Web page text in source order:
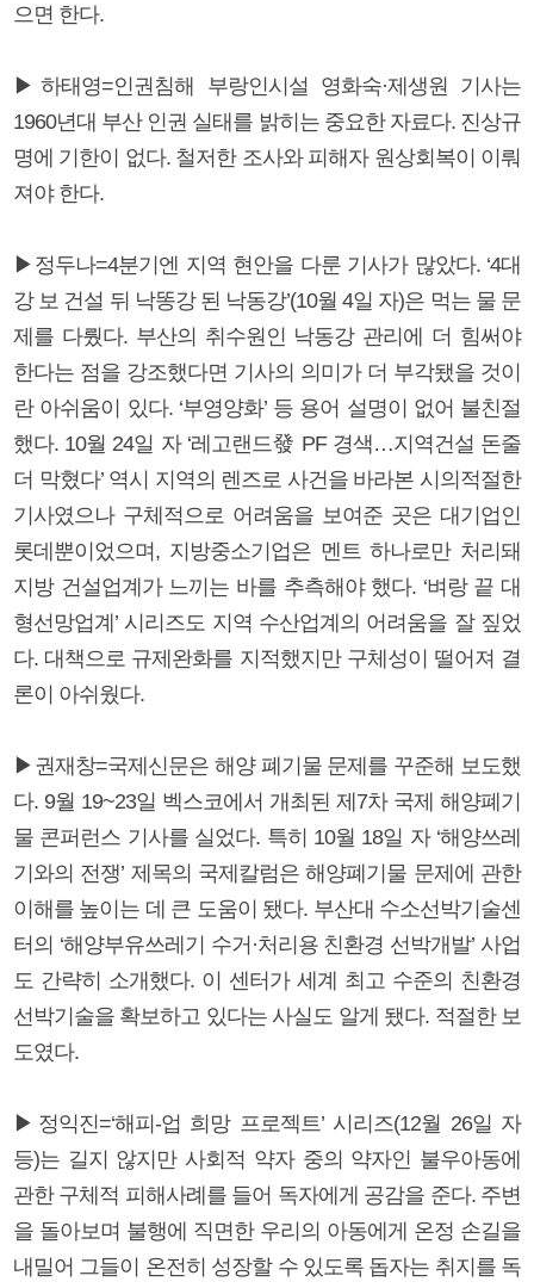
으면 한다.
▶하태영=인권침해 부랑인시설 영화숙·제생원 기사는
1960년대 부산 인권 실태를 밝히는 중요한 자료다. 진상규
명에 기한이 없다. 철저한 조사와 피해자 원상회복이 이뤄
져야 한다.
▶정두나=4분기엔 지역 현안을 다룬 기사가 많았다. ‘4대
강 보 건설 뒤 낙똥강 된 낙동강’(10월 4일 자)은 먹는 물 문
제를 다뤘다. 부산의 취수원인 낙동강 관리에 더 힘써야
한다는 점을 강조했다면 기사의 의미가 더 부각됐을 것이
란 아쉬움이 있다. ‘부영양화’ 등 용어 설명이 없어 불친절
했다. 10월 24일 자 ‘레고랜드發 PF 경색…지역건설 돈줄
더 막혔다’ 역시 지역의 렌즈로 사건을 바라본 시의적절한
기사였으나 구체적으로 어려움을 보여준 곳은 대기업인
롯데뿐이었으며, 지방중소기업은 멘트 하나로만 처리돼
지방 건설업계가 느끼는 바를 추측해야 했다. ‘벼랑 끝 대
형선망업계’ 시리즈도 지역 수산업계의 어려움을 잘 짚었
다. 대책으로 규제완화를 지적했지만 구체성이 떨어져 결
론이 아쉬웠다.
▶권재창=국제신문은 해양 폐기물 문제를 꾸준해 보도했
다. 9월 19~23일 벡스코에서 개최된 제7차 국제 해양폐기
물 콘퍼런스 기사를 실었다. 특히 10월 18일 자 ‘해양쓰레
기와의 전쟁’ 제목의 국제칼럼은 해양폐기물 문제에 관한
이해를 높이는 데 큰 도움이 됐다. 부산대 수소선박기술센
터의 ‘해양부유쓰레기 수거·처리용 친환경 선박개발’ 사업
도 간략히 소개했다. 이 센터가 세계 최고 수준의 친환경
선박기술을 확보하고 있다는 사실도 알게 됐다. 적절한 보
도였다.
▶정익진=‘해피-업 희망 프로젝트’ 시리즈(12월 26일 자
등)는 길지 않지만 사회적 약자 중의 약자인 불우아동에
관한 구체적 피해사례를 들어 독자에게 공감을 준다. 주변
을 돌아보며 불행에 직면한 우리의 아동에게 온정 손길을
내밀어 그들이 온전히 성장할 수 있도록 돕자는 취지를 독